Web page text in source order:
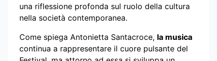
una riflessione profonda sul ruolo della cultura
nella società contemporanea.
Come spiega Antonietta Santacroce, la musica
continua a rappresentare il cuore pulsante del